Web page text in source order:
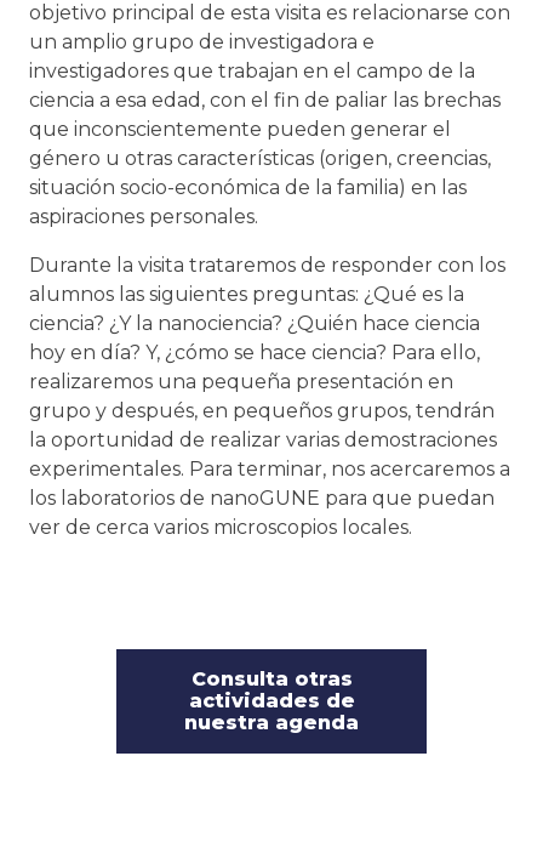
objetivo principal de esta visita es relacionarse con
un amplio grupo de investigadora e
investigadores que trabajan en el campo de la
ciencia a esa edad, con el fin de paliar las brechas
que inconscientemente pueden generar el
género u otras características (origen, creencias,
situación socio-económica de la familia) en las
aspiraciones personales.
Durante la visita trataremos de responder con los
alumnos las siguientes preguntas: ¿Qué es la
ciencia? ¿Y la nanociencia? ¿Quién hace ciencia
hoy en día? Y, ¿cómo se hace ciencia? Para ello,
realizaremos una pequeña presentación en
grupo y después, en pequeños grupos, tendrán
la oportunidad de realizar varias demostraciones
experimentales. Para terminar, nos acercaremos a
los laboratorios de nanoGUNE para que puedan
ver de cerca varios microscopios locales.
Consulta otras
actividades de
nuestra agenda